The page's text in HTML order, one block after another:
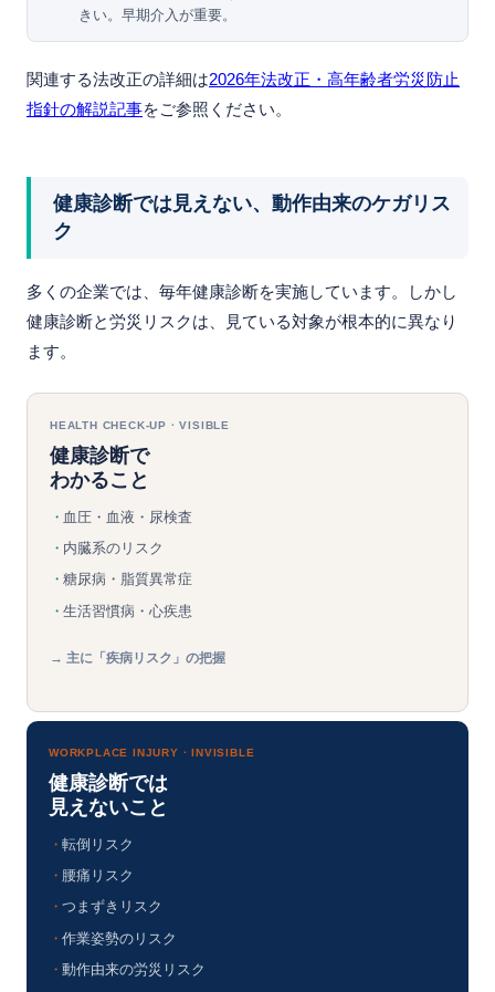
きい。早期介入が重要。
関連する法改正の詳細は2026年法改正・高年齢者労災防止
指針の解説記事をご参照ください。
健康診断では見えない、動作由来のケガリス
ク
多くの企業では、毎年健康診断を実施しています。しかし
健康診断と労災リスクは、見ている対象が根本的に異なり
ます。
HEALTH CHECK-UP · VISIBLE
健康診断で
わかること
・ 血圧・血液・尿検査
・ 内臓系のリスク
・糖尿病・脂質異常症
・生活習慣病・心疾患
→ 主に「疾病リスク」の把握
WORKPLACE INJURY · INVISIBLE
健康診断では
見えないこと
・転倒リスク
・ 腰痛リスク
・つまずきリスク
・作業姿勢のリスク
・動作由来の労災リスク